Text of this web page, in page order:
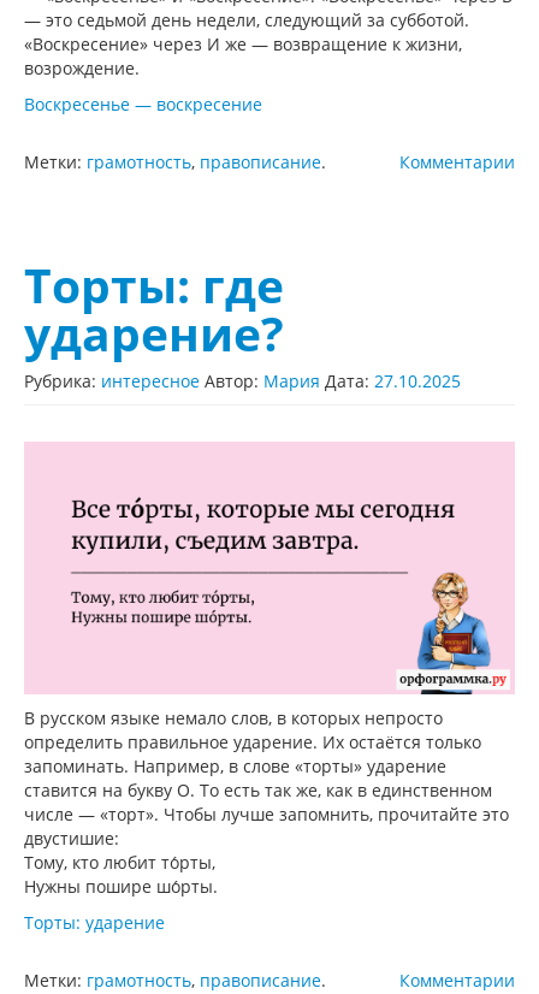
— это седьмой день недели, следующий за субботой.
«Воскресение» через И же — возвращение к жизни,
возрождение.
Воскресенье — воскресение
Комментарии
Метки: грамотность, правописание.
Торты: где
ударение?
Рубрика: интересное Автор: Мария Дата: 27.10.2025
В русском языке немало слов, в которых непросто
определить правильное ударение. Их остаётся только
запоминать. Например, в слове «торты» ударение
ставится на букву О. То есть так же, как в единственном
числе — «торт». Чтобы лучше запомнить, прочитайте это
двустишие:
Тому, кто любит то́рты,
Нужны пошире шо́рты.
Торты: ударение
Комментарии
Метки: грамотность, правописание.